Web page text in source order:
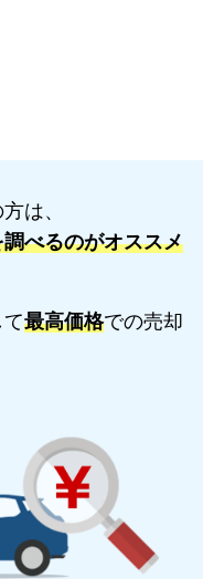
は、
べるのがオススメ
最高価格での売却